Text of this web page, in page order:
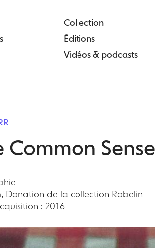
Collection
Éditions
Vidéos & podcasts
Common Sense
Donation de la collection Robelin
: 2016